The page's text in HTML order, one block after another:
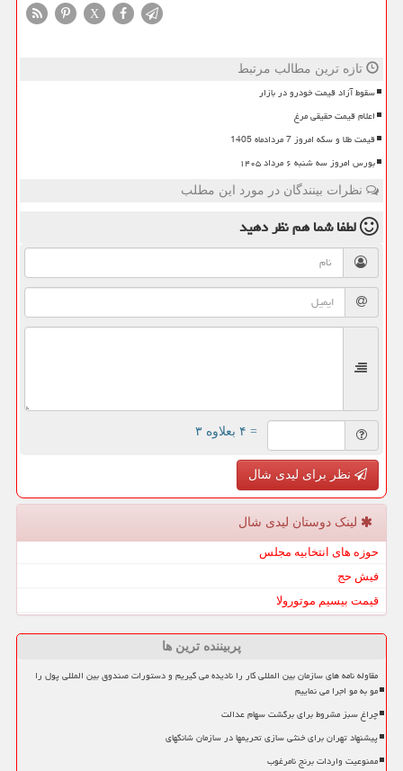
X
تازه ترین مطالب مرتبط
سقوط آزاد قیمت خودرو در بازار
اعلام قیمت حقیقی مرغ
قیمت طلا و سکه امروز 7 مردادماه 1405
بورس امروز سه شنبه ۶ مرداد ۱۴۰۵
نظرات بینندگان در مورد این مطلب
لطفا شما همنظر دهید
= ۴ بعلاوه ۳
نظر برای لیدی شال
لینک دوستان لیدی شال
حوزه های انتخابیه مجلس
فیش حج
قیمت بیسیم موتورولا
پربیننده ترین ها
مقاوله نامه های سازمان بین المللی کار را نادیده می گیریم و دستورات صندوق بین المللی پول را
مو به مو اجرا می نماییم
چراغ سبز مشروط برای برگشت سهام عدالت
پیشنهاد تهران برای خنثی سازی تحریمها در سازمان شانگهای
ممنوعیت واردات برنج نامرغوب